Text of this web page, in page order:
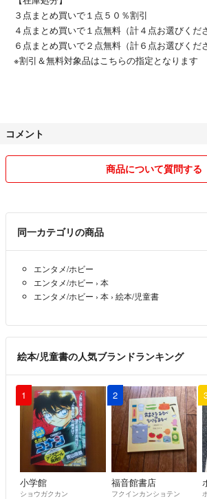
３点まとめ買いで１点５０％割引
４点まとめ買いで１点無料（計４点お選びくだ
６点まとめ買いで２点無料（計６点お選びくだ
※割引＆無料対象品はこちらの指定となります
ばら売り、当日発送OK！質問やご不明点はい
◎喫煙者なし、ペット飼育はしてません
◎以下は対応いたしかねます🙇
販売終了品／出品数以上の在庫問い合わせ
即決を条件とした値下げ交渉
コメント
商品について質問する
同一カテゴリの商品
エンタメ/ホビー
エンタメ/ホビー › 本
エンタメ/ホビー › 本 › 絵本/児童書
絵本/児童書の人気ブランドランキング
1
小学館
ショウガクカン
2
福音館書店
フクインカンショテン